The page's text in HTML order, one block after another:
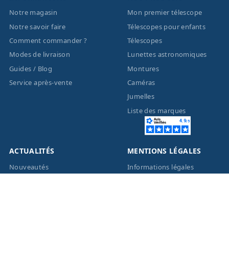
Notre magasin
Notre savoir faire
Comment commander ?
Modes de livraison
Guides / Blog
Service après-vente
Mon premier télescope
Télescopes pour enfants
Télescopes
Lunettes astronomiques
Montures
Caméras
Jumelles
Liste des marques
ACTUALITÉS
Nouveautés
MENTIONS LÉGALES
Informations légales